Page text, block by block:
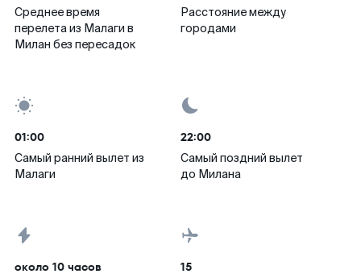
Среднее время
перелета из Малаги в
Милан без пересадок
Расстояние между
городами
01:00
Самый ранний вылет из
Малаги
22:00
Самый поздний вылет
до Милана
около 10 часов 15